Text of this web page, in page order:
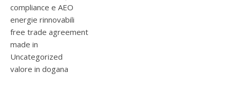
compliance e AEO
energie rinnovabili
free trade agreement
made in
Uncategorized
valore in dogana